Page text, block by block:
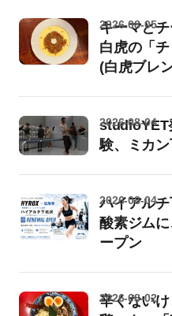
キーマとチ
白虎の「
(白虎ブレ
2026-08-05
studioYET
験、ミカ
2026-08-04
ハイアル
酸素ジム
ープン
2026-08-04
辛くない
2026-08-02